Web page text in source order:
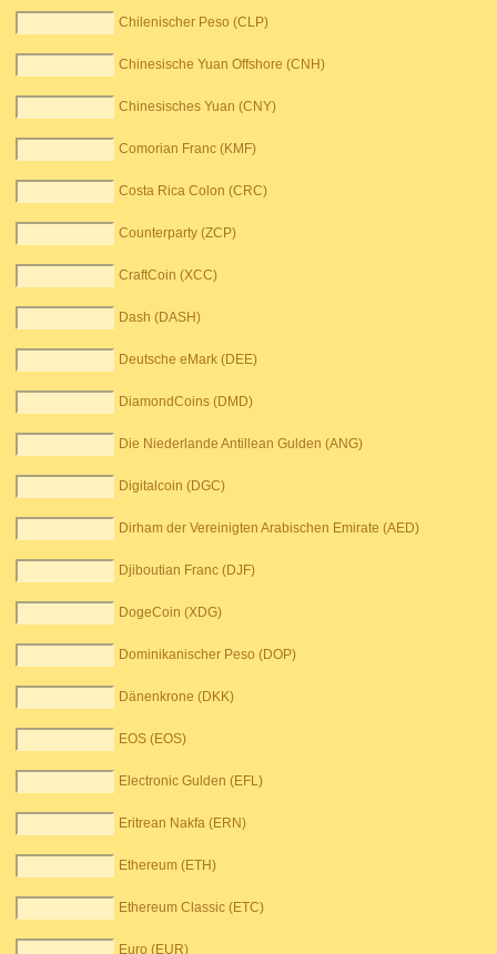
Chilenischer Peso (CLP)
Chinesische Yuan Offshore (CNH)
Chinesisches Yuan (CNY)
Comorian Franc (KMF)
Costa Rica Colon (CRC)
Counterparty (ZCP)
CraftCoin (XCC)
Dash (DASH)
Deutsche eMark (DEE)
DiamondCoins (DMD)
Die Niederlande Antillean Gulden (ANG)
Digitalcoin (DGC)
Dirham der Vereinigten Arabischen Emirate (AED)
Djiboutian Franc (DJF)
DogeCoin (XDG)
Dominikanischer Peso (DOP)
Dänenkrone (DKK)
EOS (EOS)
Electronic Gulden (EFL)
Eritrean Nakfa (ERN)
Ethereum (ETH)
Ethereum Classic (ETC)
Euro (EUR)